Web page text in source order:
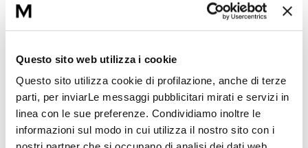
Questo sito web utilizza i cookie
Questo sito utilizza cookie di profilazione, anche di terze
parti, per inviarLe messaggi pubblicitari mirati e servizi in
linea con le sue preferenze. Condividiamo inoltre le
informazioni sul modo in cui utilizza il nostro sito con i
pelli più secche e denutrite.
Sensi-Cold Cream (50 ml.)
come crema o come maschera, per pelli
molto secche. La pelle è protetta, nutrita,
elastica e più confortevole.